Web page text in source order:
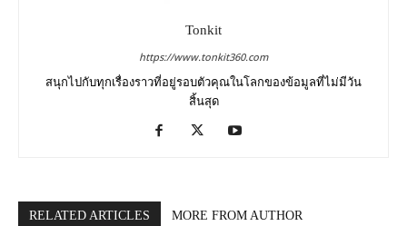
Tonkit
https://www.tonkit360.com
สนุกไปกับทุกเรื่องราวที่อยู่รอบตัวคุณในโลกของข้อมูลที่ไม่มีวัน
สิ้นสุด
RELATED ARTICLES MORE FROM AUTHOR